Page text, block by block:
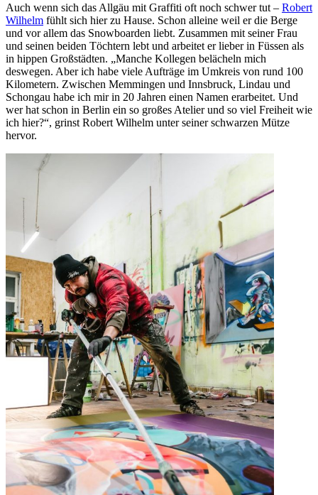
Auch wenn sich das Allgäu mit Graffiti oft noch schwer tut – Robert
Wilhelm fühlt sich hier zu Hause. Schon alleine weil er die Berge
und vor allem das Snowboarden liebt. Zusammen mit seiner Frau
und seinen beiden Töchtern lebt und arbeitet er lieber in Füssen als
in hippen Großstädten. „Manche Kollegen belächeln mich
deswegen. Aber ich habe viele Aufträge im Umkreis von rund 100
Kilometern. Zwischen Memmingen und Innsbruck, Lindau und
Schongau habe ich mir in 20 Jahren einen Namen erarbeitet. Und
wer hat schon in Berlin ein so großes Atelier und so viel Freiheit wie
ich hier?“, grinst Robert Wilhelm unter seiner schwarzen Mütze
hervor.